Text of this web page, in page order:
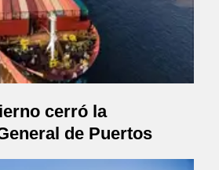
cerró la
de Puertos